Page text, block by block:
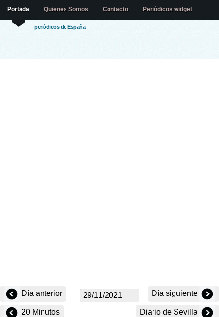
periódicos de España
Portada Quienes Somos Contacto Periódicos widget
Día anterior Día siguiente
20 Minutos Diario de Sevilla